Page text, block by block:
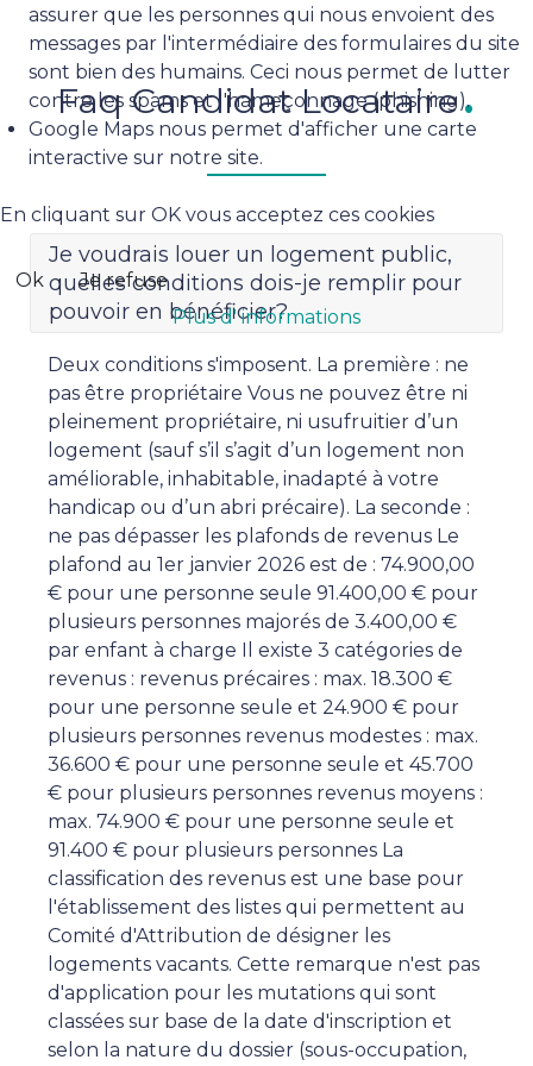
Faq Candidat Locataire
Je voudrais louer un logement public,
quelles conditions dois-je remplir pour
pouvoir en bénéficier?
Deux conditions s'imposent. La première : ne
pas être propriétaire Vous ne pouvez être ni
pleinement propriétaire, ni usufruitier d’un
logement (sauf s’il s’agit d’un logement non
améliorable, inhabitable, inadapté à votre
handicap ou d’un abri précaire). La seconde :
ne pas dépasser les plafonds de revenus Le
plafond au 1er janvier 2026 est de : 74.900,00
€ pour une personne seule 91.400,00 € pour
plusieurs personnes majorés de 3.400,00 €
par enfant à charge Il existe 3 catégories de
revenus : revenus précaires : max. 18.300 €
pour une personne seule et 24.900 € pour
plusieurs personnes revenus modestes : max.
36.600 € pour une personne seule et 45.700
€ pour plusieurs personnes revenus moyens :
max. 74.900 € pour une personne seule et
91.400 € pour plusieurs personnes La
classification des revenus est une base pour
l'établissement des listes qui permettent au
Comité d'Attribution de désigner les
logements vacants. Cette remarque n'est pas
d'application pour les mutations qui sont
classées sur base de la date d'inscription et
selon la nature du dossier (sous-occupation,
assurer que les personnes qui nous envoient des
messages par l'intermédiaire des formulaires du site
sont bien des humains. Ceci nous permet de lutter
contre les spams et l'hameçonnage (phishing).
Google Maps nous permet d'afficher une carte
interactive sur notre site.
En cliquant sur OK vous acceptez ces cookies
Ok
Je refuse
Plus d' informations